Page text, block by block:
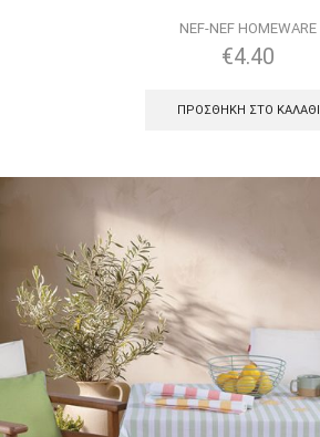
NEF-NEF HOMEWARE
€4.40
ΠΡΟΣΘΉΚΗ ΣΤΟ ΚΑΛΆΘΙ